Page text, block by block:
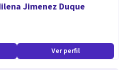
Jimenez Duque
Ver perfil